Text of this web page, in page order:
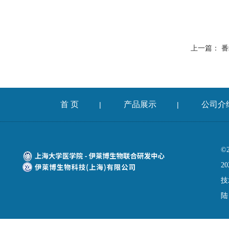
上一篇：
首 页 | 产品展示 | 公司介
陆